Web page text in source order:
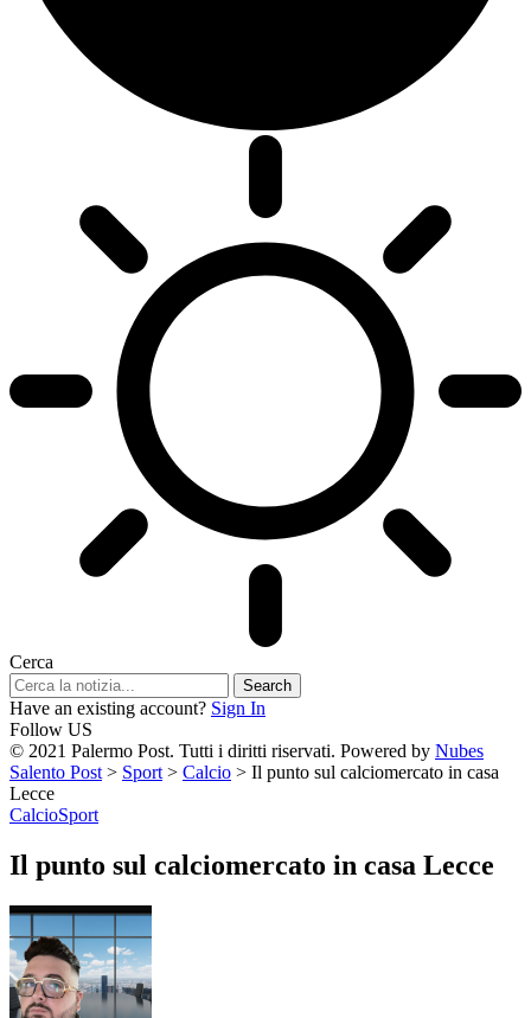
Cerca
Have an existing account? Sign In
Follow US
© 2021 Palermo Post. Tutti i diritti riservati. Powered by Nubes
Salento Post > Sport > Calcio > Il punto sul calciomercato in casa
Lecce
CalcioSport
Il punto sul calciomercato in casa Lecce